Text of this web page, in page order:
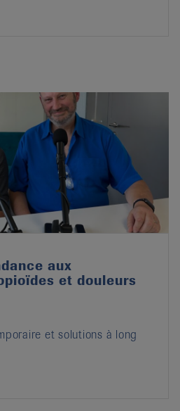
aux
et douleurs
et solutions à long